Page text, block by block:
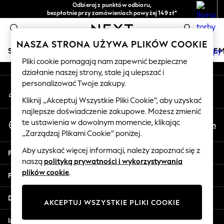
Odbieraj z punktów odbioru,
bezpłatnie przy zamówieniach powyżej 149 zł*
Łatwe zwroty*
0
SKLEP WAKACYJNY
HOLIDAY SHOP
Women's Holiday Shop
All Swimwear
All Beachwear
Bags & Accessories
Beach Dresses & Kaftans
Dresses
Flip Flops
Sliders
Jumpsuits & Playsuits
Sandals
Shorts
An error occurred on client
Nasze media społecznościowe
Moje konto
Zaloguj się na swoje konto
Wybierz Język
Polski
En
Pomoc
Prywatność i zasady prawne
Działy
Inne usługi
NASZA STRONA UŻYWA PLIKÓW COOKIE
Pliki cookie pomagają nam zapewnić bezpieczne
działanie naszej strony, stale ją ulepszać i
personalizować Twoje zakupy.
Kliknij „Akceptuj Wszystkie Pliki Cookie”, aby uzyskać
najlepsze doświadczenie zakupowe. Możesz zmienić
te ustawienia w dowolnym momencie, klikając
„Zarządzaj Plikami Cookie” poniżej.
Aby uzyskać więcej informacji, należy zapoznać się z
naszą polityką prywatności i wykorzystywania
plików cookie.
AKCEPTUJ WSZYSTKIE PLIKI COOKIE